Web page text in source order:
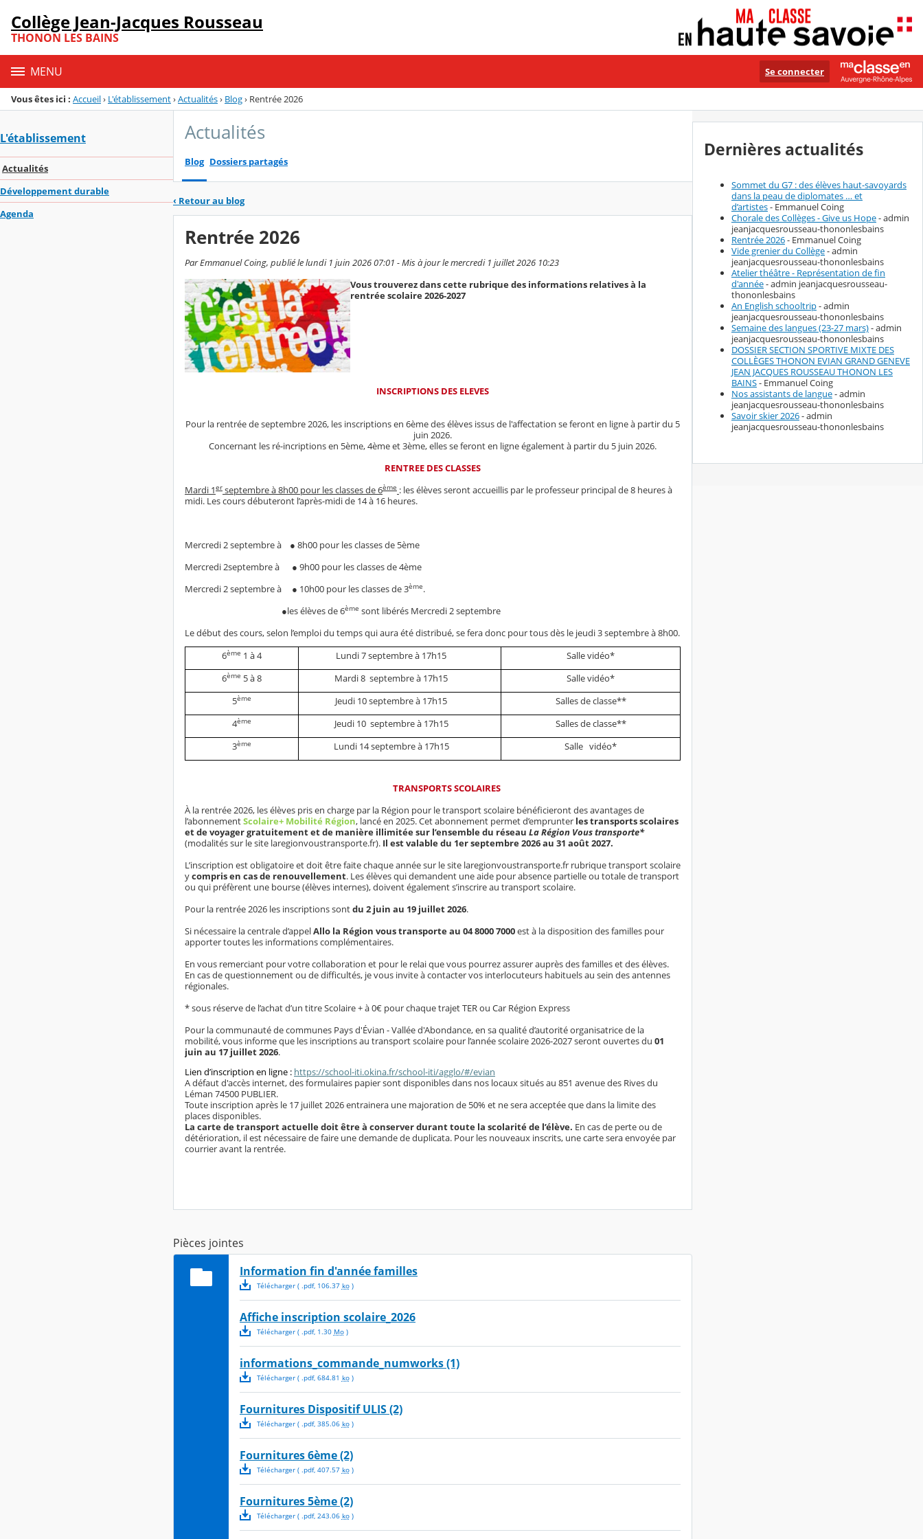
Menu de la rubrique
Contenu
Collège Jean-Jacques Rousseau
THONON LES BAINS
MENU Se connecter
Vous êtes ici : Accueil› L'établissement›Actualités› Blog› Rentrée 2026
L'établissement
Actualités
Développement durable
Agenda
Actualités
Blog Dossiers partagés
‹ Retour au blog
Rentrée 2026
Par Emmanuel Coing, publié le lundi 1 juin 2026 07:01 - Mis à jour le mercredi 1 juillet 2026 10:23
Vous trouverez dans cette rubrique des informations relatives à la
rentrée scolaire 2026-2027
INSCRIPTIONS DES ELEVES
Pour la rentrée de septembre 2026, les inscriptions en 6ème des élèves issus de l'affectation se feront en ligne à partir du 5
juin 2026.
Concernant les ré-incriptions en 5ème, 4ème et 3ème, elles se feront en ligne également à partir du 5 juin 2026.
RENTREE DES CLASSES
Mardi 1er septembre à 8h00 pour les classes de 6ème : les élèves seront accueillis par le professeur principal de 8 heures à
midi. Les cours débuteront l’après-midi de 14 à 16 heures.
Mercredi 2 septembre à ● 8h00 pour les classes de 5ème
Mercredi 2septembre à ● 9h00 pour les classes de 4ème
Mercredi 2 septembre à ● 10h00 pour les classes de 3ème.
●les élèves de 6ème sont libérés Mercredi 2 septembre
Le début des cours, selon l’emploi du temps qui aura été distribué, se fera donc pour tous dès le jeudi 3 septembre à 8h00.
6ème 1 à 4 Lundi 7 septembre à 17h15
Salle vidéo*
6ème 5 à 8 Mardi 8 septembre à 17h15
Salle vidéo*
5ème Jeudi 10 septembre à 17h15
Salles de classe**
4ème Jeudi 10 septembre à 17h15
Salles de classe**
3ème Lundi 14 septembre à 17h15 Salle vidéo*
TRANSPORTS SCOLAIRES
À la rentrée 2026, les élèves pris en charge par la Région pour le transport scolaire bénéficieront des avantages de
l’abonnementScolaire+ Mobilité Région, lancé en 2025. Cet abonnement permet d’emprunter les transports scolaires
et de voyager gratuitement et de manière illimitée sur l’ensemble du réseau La Région Vous transporte*
(modalités sur le site laregionvoustransporte.fr). Il est valable du 1er septembre 2026 au 31 août 2027.
L’inscription est obligatoire et doit être faite chaque année sur le site laregionvoustransporte.fr rubrique transport scolaire
ycompris en cas de renouvellement. Les élèves qui demandent une aide pour absence partielle ou totale de transport
ou qui préfèrent une bourse (élèves internes), doivent également s’inscrire au transport scolaire.
Pour la rentrée 2026 les inscriptions sontdu 2 juin au 19 juillet 2026.
Si nécessaire la centrale d’appelAllo la Région vous transporte au 04 8000 7000est à la disposition des familles pour
apporter toutes les informations complémentaires.
En vous remerciant pour votre collaboration et pour le relai que vous pourrez assurer auprès des familles et des élèves.
En cas de questionnement ou de difficultés, je vous invite à contacter vos interlocuteurs habituels au sein des antennes
régionales.
* sous réserve de l’achat d’un titre Scolaire + à 0€ pour chaque trajet TER ou Car Région Express
Pour la communauté de communes Pays d'Évian - Vallée d'Abondance, en sa qualité d’autorité organisatrice de la
mobilité, vous informe que les inscriptions au transport scolaire pour l’année scolaire 2026-2027 seront ouvertes du 01
juin au 17 juillet 2026.
Lien d’inscription en ligne : https://school-iti.okina.fr/school-iti/agglo/#/evian
A défaut d'accès internet, des formulaires papier sont disponibles dans nos locaux situés au 851 avenue des Rives du
Léman 74500 PUBLIER.
Toute inscription après le 17 juillet 2026 entrainera une majoration de 50% et ne sera acceptée que dans la limite des
places disponibles.
La carte de transport actuelle doit être à conserver durant toute la scolarité de l’élève. En cas de perte ou de
détérioration, il est nécessaire de faire une demande de duplicata. Pour les nouveaux inscrits, une carte sera envoyée par
courrier avant la rentrée.
Pièces jointes
Information fin d'année familles
Télécharger( .pdf, 106.37 ko)
Affiche inscription scolaire_2026
Télécharger( .pdf, 1.30 Mo)
informations_commande_numworks (1)
Télécharger( .pdf, 684.81 ko)
Fournitures Dispositif ULIS (2)
Télécharger( .pdf, 385.06 ko)
Fournitures 6ème (2)
Télécharger( .pdf, 407.57 ko)
Fournitures 5ème (2)
Télécharger( .pdf, 243.06 ko)
Dernières actualités
Sommet du G7 : des élèves haut-savoyards
dans la peau de diplomates … et
d’artistes- Emmanuel Coing
Chorale des Collèges - Give us Hope- admin
jeanjacquesrousseau-thononlesbains
Rentrée 2026- Emmanuel Coing
Vide grenier du Collège- admin
jeanjacquesrousseau-thononlesbains
Atelier théâtre - Représentation de fin
d'année- admin jeanjacquesrousseau-
thononlesbains
An English schooltrip- admin
jeanjacquesrousseau-thononlesbains
Semaine des langues (23-27 mars)- admin
jeanjacquesrousseau-thononlesbains
DOSSIER SECTION SPORTIVE MIXTE DES
COLLÈGES THONON EVIAN GRAND GENEVE
JEAN JACQUES ROUSSEAU THONON LES
BAINS- Emmanuel Coing
Nos assistants de langue- admin
jeanjacquesrousseau-thononlesbains
Savoir skier 2026- admin
jeanjacquesrousseau-thononlesbains